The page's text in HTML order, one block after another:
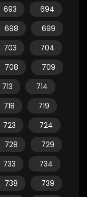
693
694
698
699
703
704
708
709
713
714
718
719
723
724
728
729
733
734
738
739